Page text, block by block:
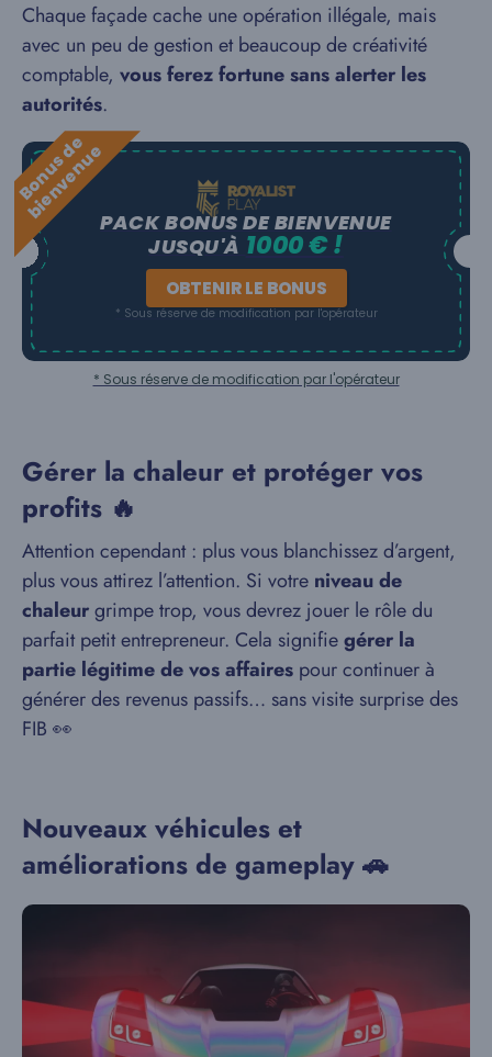
Chaque façade cache une opération illégale, mais
avec un peu de gestion et beaucoup de créativité
comptable, vous ferez fortune sans alerter les
autorités.
B
o
n
u
s
d
e
b
i
e
n
v
e
n
u
ePACK BONUS DE BIENVENUE
JUSQU'À 1000 € !
OBTENIR LE BONUS
* Sous réserve de modification par l'opérateur
* Sous réserve de modification par l'opérateur
Gérer la chaleur et protéger vos
profits 🔥
Attention cependant : plus vous blanchissez d’argent,
plus vous attirez l’attention. Si votre niveau de
chaleurgrimpe trop, vous devrez jouer le rôle du
parfait petit entrepreneur. Cela signifiegérer la
partie légitime de vos affaires pour continuer à
générer des revenus passifs… sans visite surprise des
FIB 👀
Nouveaux véhicules et
améliorations de gameplay 🚗